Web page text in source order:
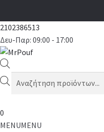
2102386513
Δευ-Παρ: 09:00 - 17:00
Products
search
0
MENUMENU